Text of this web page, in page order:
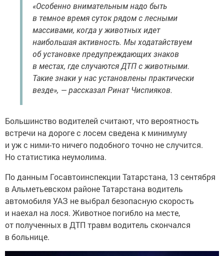
«Особенно внимательным надо быть
в темное время суток рядом с лесными
массивами, когда у животных идет
наибольшая активность. Мы ходатайствуем
об установке предупреждающих знаков
в местах, где случаются ДТП с животными.
Такие знаки у нас установлены практически
везде», — рассказал Ринат Чиспияков.
Большинство водителей считают, что вероятность
встречи на дороге с лосем сведена к минимуму
и уж с ними-то ничего подобного точно не случится.
Но статистика неумолима.
По данным Госавтоинспекции Татарстана, 13 сентября
в Альметьевском районе Татарстана водитель
автомобиля УАЗ не выбрал безопасную скорость
и наехал на лося. Животное погибло на месте,
от полученных в ДТП травм водитель скончался
в больнице.